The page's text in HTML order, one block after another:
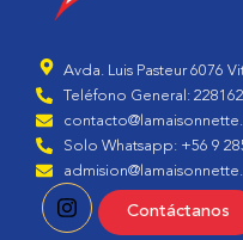
Avda. Luis Pasteur 6076
Teléfono General:
Solo Whatsapp: +56 9
Contáctanos